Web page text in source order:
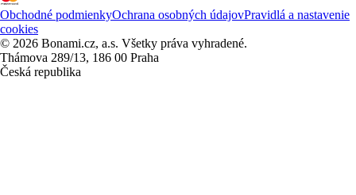
Obchodné podmienkyOchrana osobných údajovPravidlá a nastavenie
cookies
© 2026 Bonami.cz, a.s. Všetky práva vyhradené.
Thámova 289/13, 186 00 Praha
Česká republika